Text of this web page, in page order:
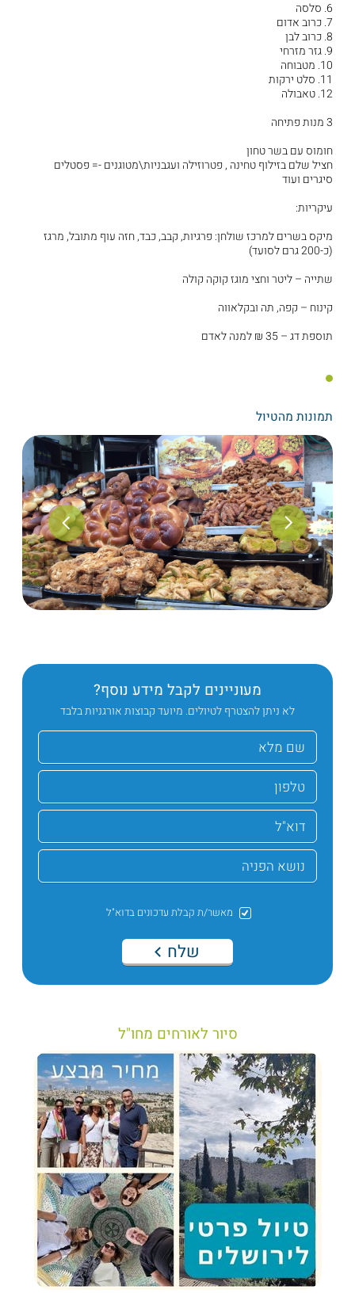
6. סלסה
7. כרוב אדום
8. כרוב לבן
9. גזר מזרחי
10. מטבוחה
11. סלט ירקות
12. טאבולה
3 מנות פתיחה
חומוס עם בשר טחון
חציל שלם בזילוף טחינה , פטרוזילה ועגבניות\מטוגנים -= פסטלים
סיגרים ועוד
עיקריות:
מיקס בשרים למרכז שולחן: פרגיות, קבב, כבד, חזה עוף מתובל, מרגז
(כ-200 גרם לסועד)
שתייה – ליטר וחצי מוגז קוקה קולה
קינוח – קפה, תה ובקלאווה
תוספת דג – 35 ₪ למנה לאדם
תמונות מהטיול
מעוניינים לקבל מידע נוסף?
לא ניתן להצטרף לטיולים. מיועד קבוצות אורגניות בלבד
מאשר/ת קבלת עדכונים בדוא"ל
שלח
סיור לאורחים מחו"ל